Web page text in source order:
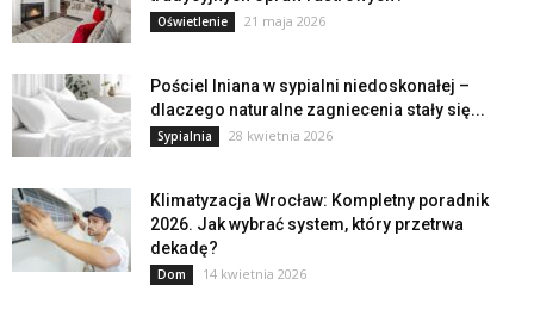
Oświetlenie 21 maja 2026
Pościel lniana w sypialni niedoskonałej –
dlaczego naturalne zagniecenia stały się...
Sypialnia 28 kwietnia 2026
Klimatyzacja Wrocław: Kompletny poradnik
2026. Jak wybrać system, który przetrwa
dekadę?
Dom 14 kwietnia 2026